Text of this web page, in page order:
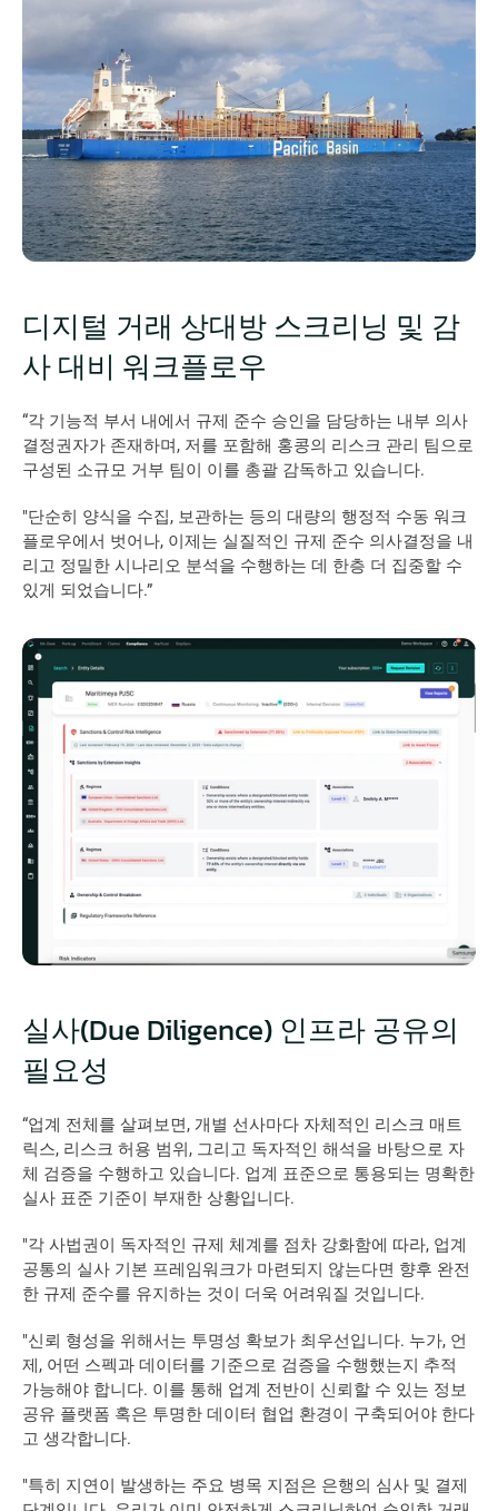
디지털 거래 상대방 스크리닝 및 감
사 대비 워크플로우
“각 기능적 부서 내에서 규제 준수 승인을 담당하는 내부 의사
결정권자가 존재하며, 저를 포함해 홍콩의 리스크 관리 팀으로
구성된 소규모 거부 팀이 이를 총괄 감독하고 있습니다.
"단순히 양식을 수집, 보관하는 등의 대량의 행정적 수동 워크
플로우에서 벗어나, 이제는 실질적인 규제 준수 의사결정을 내
리고 정밀한 시나리오 분석을 수행하는 데 한층 더 집중할 수
있게 되었습니다.”
실사(Due Diligence) 인프라 공유의
필요성
“업계 전체를 살펴보면, 개별 선사마다 자체적인 리스크 매트
릭스, 리스크 허용 범위, 그리고 독자적인 해석을 바탕으로 자
체 검증을 수행하고 있습니다. 업계 표준으로 통용되는 명확한
실사 표준 기준이 부재한 상황입니다.
"각 사법권이 독자적인 규제 체계를 점차 강화함에 따라, 업계
공통의 실사 기본 프레임워크가 마련되지 않는다면 향후 완전
한 규제 준수를 유지하는 것이 더욱 어려워질 것입니다.
"신뢰 형성을 위해서는 투명성 확보가 최우선입니다. 누가, 언
제, 어떤 스펙과 데이터를 기준으로 검증을 수행했는지 추적
가능해야 합니다. 이를 통해 업계 전반이 신뢰할 수 있는 정보
공유 플랫폼 혹은 투명한 데이터 협업 환경이 구축되어야 한다
고 생각합니다.
"특히 지연이 발생하는 주요 병목 지점은 은행의 심사 및 결제